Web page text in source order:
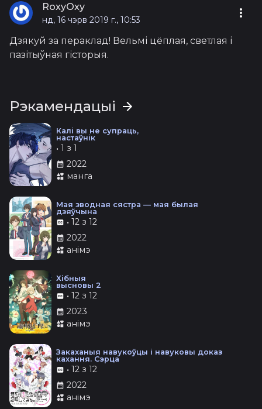
RoxyOxy
нд, 16 чэрв 2019 г., 10:53
Дзякуй за пераклад! Вельмі цёплая, светлая і
пазітыўная гісторыя.
Рэкамендацыі
Калі вы не супраць,
настаўнік
• 1 з 1
2022
манга
Мая зводная сястра — мая былая
дзяўчына
• 12 з 12
2022
анімэ
Хібныя
высновы 2
• 12 з 12
2023
анімэ
Закаханыя навукоўцы і навуковы доказ
кахання. Сэрца
• 12 з 12
2022
анімэ